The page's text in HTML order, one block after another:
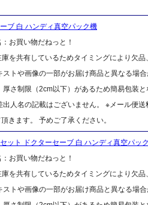
ブ 白 ハンディ真空パック機
お買い物だねっと！
庫を共有しているためタイミングにより欠
トや画像の一部がお届け商品と異なる場
さ制限（2cm以下）があるため簡易包装
人名の記載はございません。 ※メール便
きます。 予めご了承ください。
ット ドクターセーブ 白 ハンディ真空パッ
お買い物だねっと！
庫を共有しているためタイミングにより欠
トや画像の一部がお届け商品と異なる場